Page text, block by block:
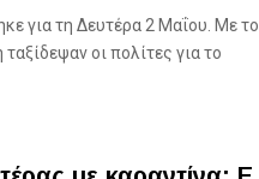
για τη Δευτέρα 2 Μαΐου. Με το
οι πολίτες για το